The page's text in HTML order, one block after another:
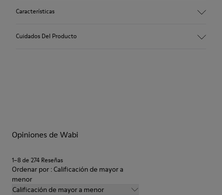
Características
Cuidados Del Producto
Si deseas obtener información detallada sobre cómo cuidar de
Opiniones de Wabi
1–8 de 274 Reseñas
Ordenar por : Calificación de mayor a
menor
Calificación de mayor a menor